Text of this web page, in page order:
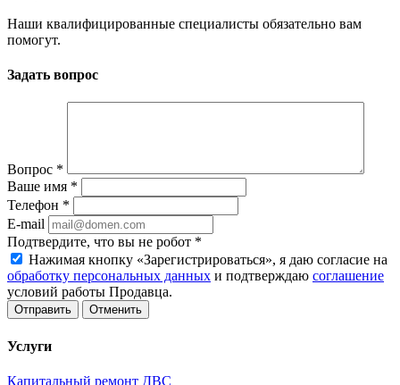
Наши квалифицированные специалисты обязательно вам
помогут.
Задать вопрос
Вопрос *
Ваше имя *
Телефон *
E-mail
Подтвердите, что вы не робот *
Нажимая кнопку «Зарегистрироваться», я даю согласие на
обработку персональных данных и подтверждаю соглашение
условий работы Продавца.
Отменить
Услуги
Капитальный ремонт ДВС